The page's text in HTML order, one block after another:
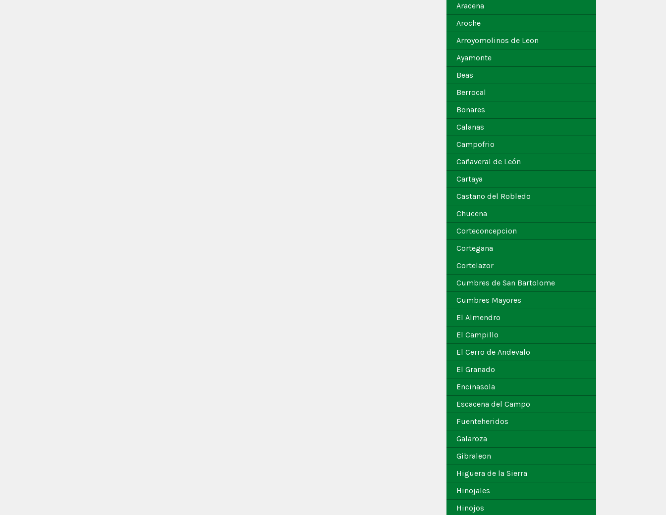
Aracena
Aroche
Arroyomolinos de Leon
Ayamonte
Beas
Berrocal
Bonares
Calanas
Campofrio
Cañaveral de León
Cartaya
Castano del Robledo
Chucena
Corteconcepcion
Cortegana
Cortelazor
Cumbres de San Bartolome
Cumbres Mayores
El Almendro
El Campillo
El Cerro de Andevalo
El Granado
Encinasola
Escacena del Campo
Fuenteheridos
Galaroza
Gibraleon
Higuera de la Sierra
Hinojales
Hinojos